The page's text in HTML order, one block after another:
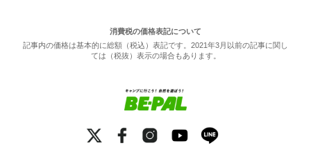
消費税の価格表記について
記事内の価格は基本的に総額（税込）表記です。2021年3月以前の記事に関し
ては（税抜）表示の場合もあります。